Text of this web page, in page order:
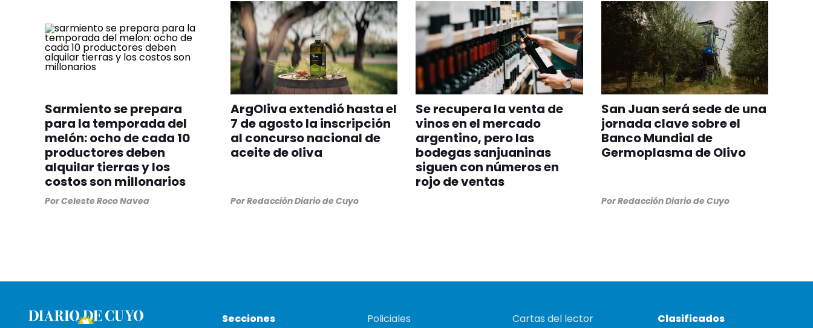
Sarmiento se prepara
para la temporada del
melón: ocho de cada 10
productores deben
alquilar tierras y los
costos son millonarios
PorCeleste Roco Navea
ArgOliva extendió hasta el
7 de agosto la inscripción
al concurso nacional de
aceite de oliva
PorRedacción Diario de Cuyo
Se recupera la venta de
vinos en el mercado
argentino, pero las
bodegas sanjuaninas
siguen con números en
rojo de ventas
San Juan será sede de una
jornada clave sobre el
Banco Mundial de
Germoplasma de Olivo
PorRedacción Diario de Cuyo
Secciones
Policiales
Cartas del lector
Clasificados